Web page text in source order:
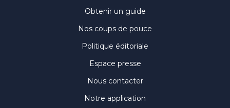
Obtenir un guide
Nos coups de pouce
Politique éditoriale
Espace presse
Nous contacter
Notre application